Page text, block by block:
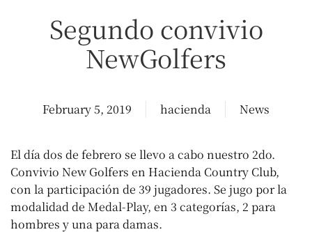
Segundo convivio
NewGolfers
February 5, 2019 hacienda News
El día dos de febrero se llevo a cabo nuestro 2do.
Convivio New Golfers en Hacienda Country Club,
con la participación de 39 jugadores. Se jugo por la
modalidad de Medal-Play, en 3 categorías, 2 para
hombres y una para damas.